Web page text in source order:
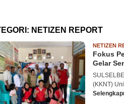
NETIZEN REPORT
NETIZEN
Fokus
Gelar
(KKNT)